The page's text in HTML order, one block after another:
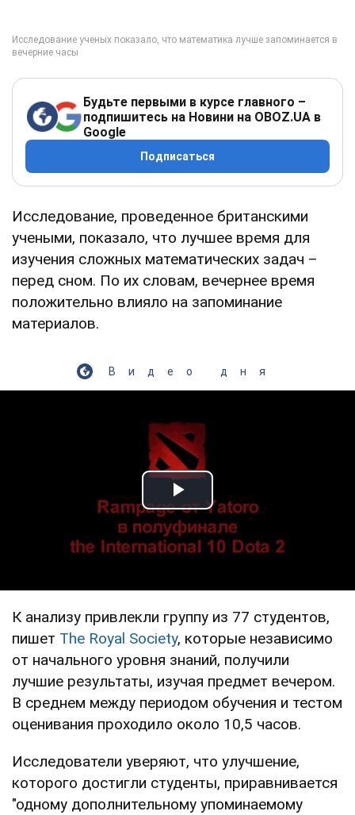
Будьте первыми в курсе главного –
подпишитесь на Новини на OBOZ.UA в
Google
Подписаться
Исследование, проведенное британскими
учеными, показало, что лучшее время для
изучения сложных математических задач –
перед сном. По их словам, вечернее время
положительно влияло на запоминание
материалов.
Видео дня
Play Video
К анализу привлекли группу из 77 студентов,
пишет The Royal Society, которые независимо
от начального уровня знаний, получили
лучшие результаты, изучая предмет вечером.
В среднем между периодом обучения и тестом
оценивания проходило около 10,5 часов.
Исследователи уверяют, что улучшение,
которого достигли студенты, приравнивается
"одному дополнительному упоминаемому